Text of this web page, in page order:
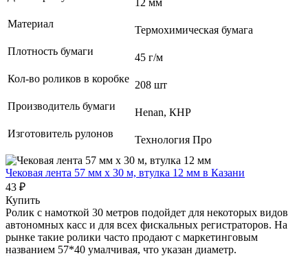
Материал
Термохимическая бумага
Плотность бумаги
45 г/м
Кол-во роликов в коробке
208 шт
Производитель бумаги
Henan, КНР
Изготовитель рулонов
Технология Про
Чековая лента 57 мм x 30 м, втулка 12 мм в Казани
43 ₽
Купить
Ролик с намоткой 30 метров подойдет для некоторых видов
автономных касс и для всех фискальных регистраторов. На
рынке такие ролики часто продают с маркетинговым
названием 57*40 умалчивая, что указан диаметр.